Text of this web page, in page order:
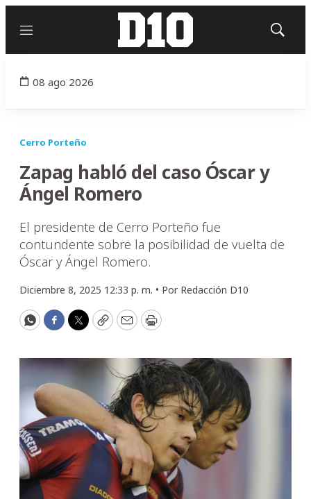
Menú
Mostrar
08 ago 2026
Cerro Porteño
Zapag habló del caso Óscar y
Ángel Romero
El presidente de Cerro Porteño fue
contundente sobre la posibilidad de vuelta de
Óscar y Ángel Romero.
Diciembre 8, 2025 12:33 p. m. • Por Redacción D10
WhatsApp
Facebook
Twitter
CopyEmailPrint